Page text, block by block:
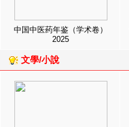
中国中医药年鉴（学术卷）
2025
文學/小說